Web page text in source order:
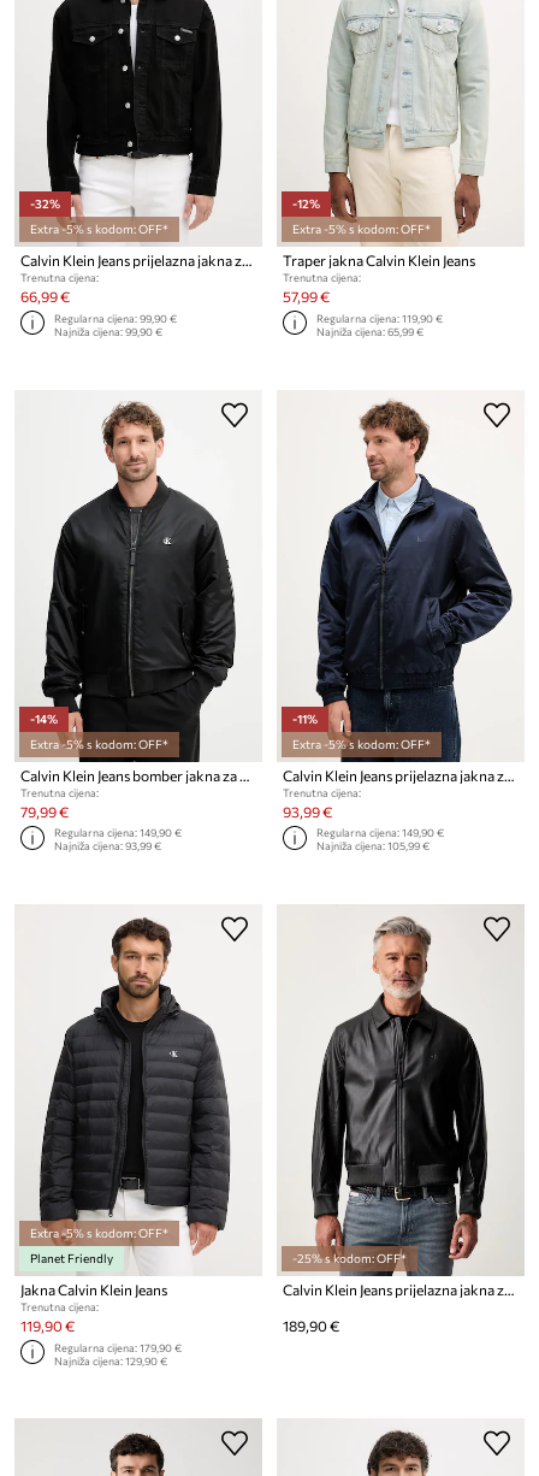
-32%
Extra -5% s kodom: OFF*
Calvin Klein Jeans prijelazna jakna za muškarce traper
Trenutna cijena:
66,99 €
Regularna cijena:99,90 €
Najniža cijena:99,90 €
-12%
Extra -5% s kodom: OFF*
Traper jakna Calvin Klein Jeans
Trenutna cijena:
57,99 €
Regularna cijena:119,90 €
Najniža cijena:65,99 €
-14%
Extra -5% s kodom: OFF*
Trenutna cijena:
79,99 €
Regularna cijena:149,90 €
Najniža cijena:93,99 €
-11%
Extra -5% s kodom: OFF*
Trenutna cijena:
93,99 €
Regularna cijena:149,90 €
Najniža cijena:105,99 €
Extra -5% s kodom: OFF*
Planet Friendly
Jakna Calvin Klein Jeans
Trenutna cijena:
119,90 €
Regularna cijena:179,90 €
Najniža cijena:129,90 €
-25% s kodom: OFF*
Calvin Klein Jeans prijelazna jakna za muškarce
189,90 €